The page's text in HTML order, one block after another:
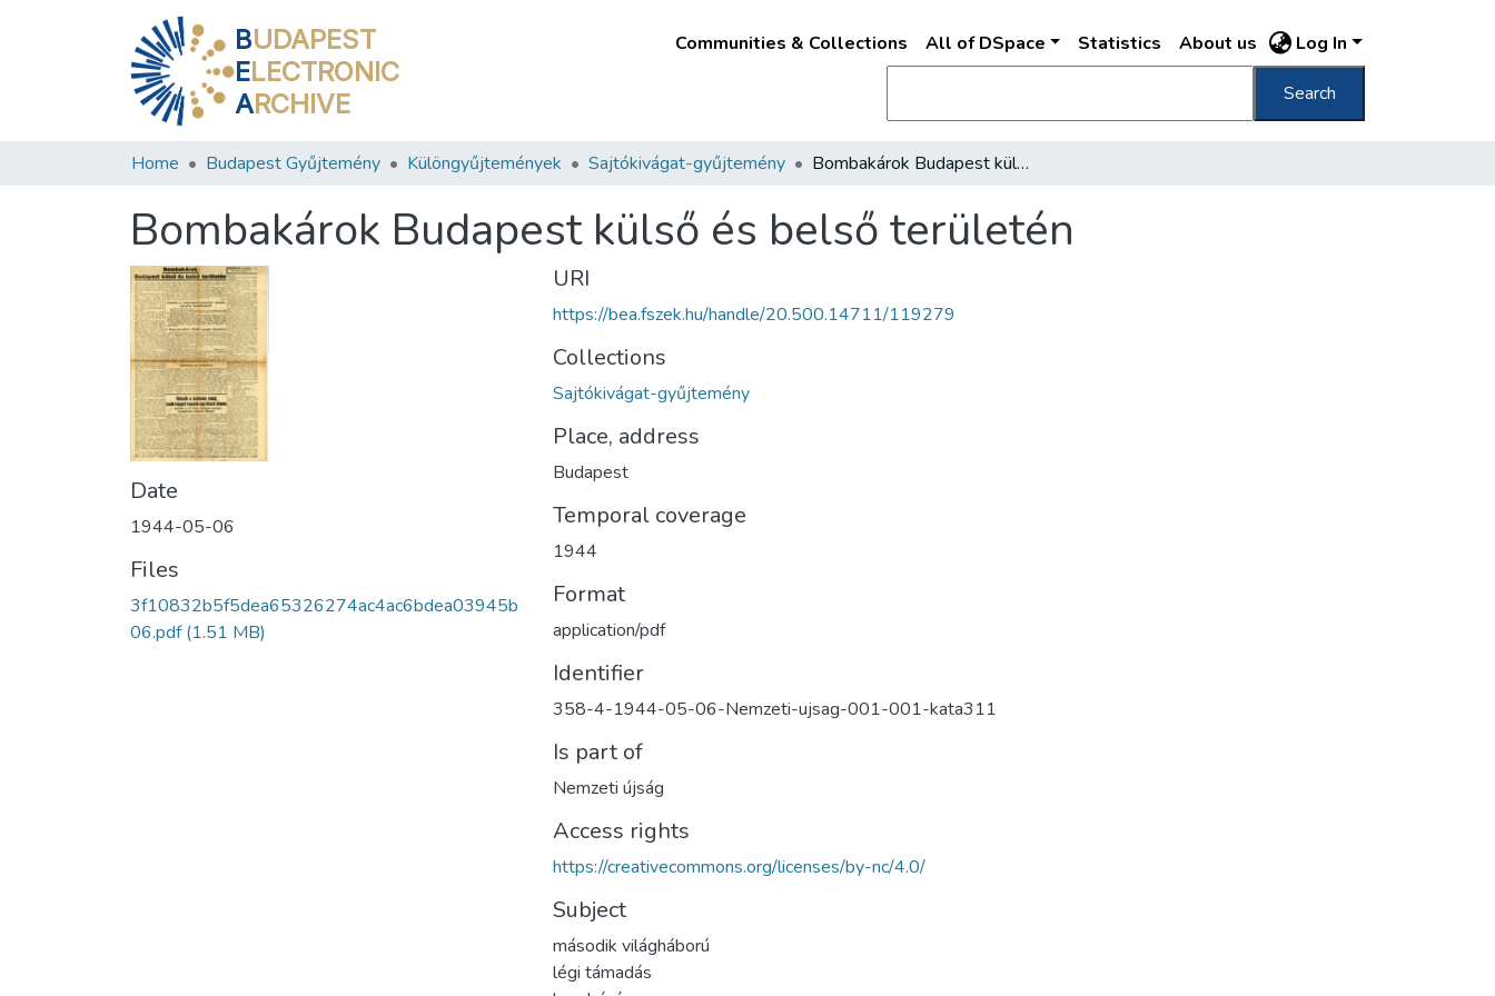
BUDAPEST
ELECTRONIC
ARCHIVE
Communities & Collections All of DSpace Statistics About us Log In
Search
Home Budapest Gyűjtemény Különgyűjtemények Sajtókivágat-gyűjtemény Bombakárok Budapest külső és belső területén
Bombakárok Budapest külső és belső területén
Date
1944-05-06
Files
3f10832b5f5dea65326274ac4ac6bdea03945b
06.pdf(1.51 MB)
URI
https://bea.fszek.hu/handle/20.500.14711/119279
Collections
Sajtókivágat-gyűjtemény
Place, address
Budapest
Temporal coverage
1944
Format
application/pdf
Identifier
358-4-1944-05-06-Nemzeti-ujsag-001-001-kata311
Is part of
Nemzeti újság
Access rights
https://creativecommons.org/licenses/by-nc/4.0/
Subject
második világháború
légi támadás